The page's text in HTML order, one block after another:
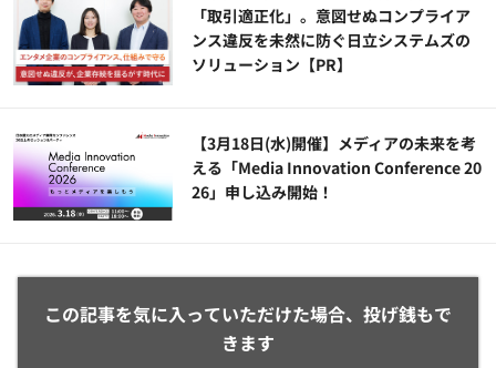
「取引適正化」。意図せぬコンプライア
ンス違反を未然に防ぐ日立システムズの
ソリューション​【PR】
【3月18日(水)開催】メディアの未来を考
える「Media Innovation Conference 20
26」申し込み開始！
この記事を気に入っていただけた場合、投げ銭もで
きます